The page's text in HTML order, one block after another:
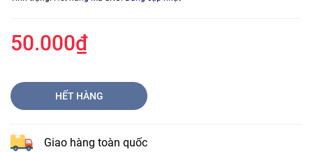
50.000₫
HẾT HÀNG
Giao hàng toàn quốc